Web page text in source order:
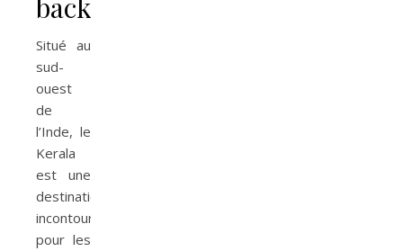
backwaters
Situé au
sud-
ouest
de
l’Inde, le
Kerala
est une
destination
incontournable
pour les